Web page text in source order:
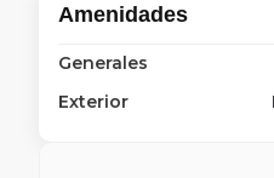
Amenidades
Generales
Exterior